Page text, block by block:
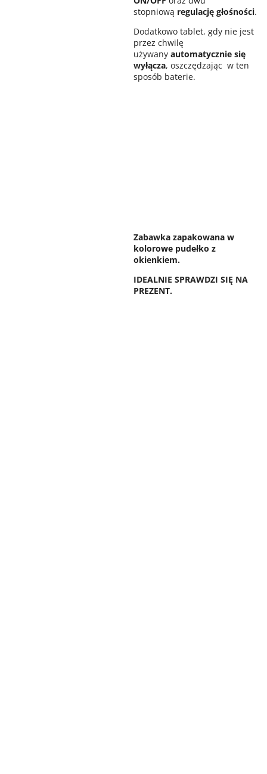
stopniową regulację głośności.
Dodatkowo tablet, gdy nie jest
przez chwilę
używany automatycznie się
wyłącza, oszczędzając w ten
sposób baterie.
Zabawka zapakowana w
kolorowe pudełko z
okienkiem.
IDEALNIE SPRAWDZI SIĘ NA
PREZENT.